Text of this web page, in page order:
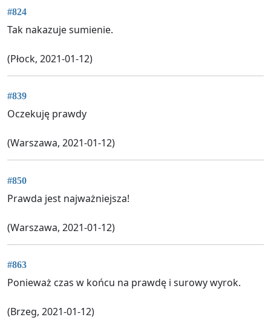
#824
Tak nakazuje sumienie.
(Płock, 2021-01-12)
#839
Oczekuję prawdy
(Warszawa, 2021-01-12)
#850
Prawda jest najważniejsza!
(Warszawa, 2021-01-12)
#863
Ponieważ czas w końcu na prawdę i surowy wyrok.
(Brzeg, 2021-01-12)